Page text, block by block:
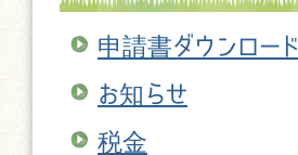
申請書ダウンロード
お知らせ
税金